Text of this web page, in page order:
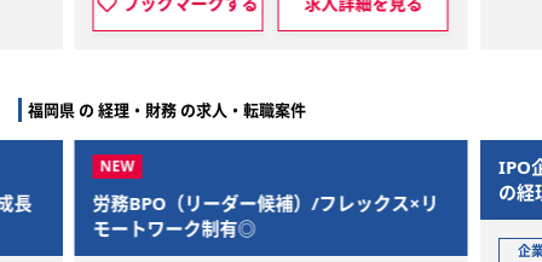
福岡県 の 経理・財務 の求人・転職案件
長
労務BPO（リーダー候補）/フレックス×リ
モートワーク制有◎
IPO
の経
企